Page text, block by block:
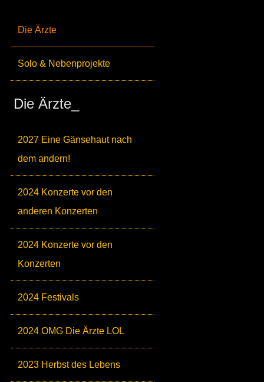
Die Ärzte
Solo & Nebenprojekte
Die Ärzte_
2027 Eine Gänsehaut nach
dem andern!
2024 Konzerte vor den
anderen Konzerten
2024 Konzerte vor den
Konzerten
2024 Festivals
2024 OMG Die Ärzte LOL
2023 Herbst des Lebens